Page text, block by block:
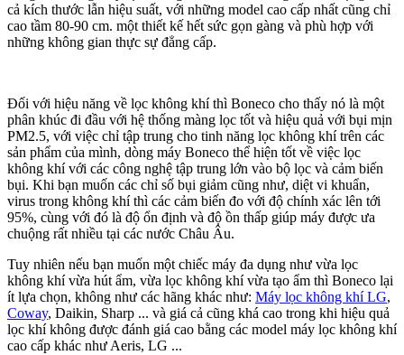
cả kích thước lẫn hiệu suất, với những model cao cấp nhất cũng chỉ
cao tầm 80-90 cm. một thiết kế hết sức gọn gàng và phù hợp với
những không gian thực sự đẳng cấp.
Đối với hiệu năng về lọc không khí thì Boneco cho thấy nó là một
phân khúc đi đầu với hệ thống màng lọc tốt và hiệu quả với bụi mịn
PM2.5, với việc chỉ tập trung cho tinh năng lọc không khí trên các
sản phẩm của mình, dòng máy Boneco thể hiện tốt về việc lọc
không khí với các công nghệ tập trung lớn vào bộ lọc và cảm biến
bụi. Khi bạn muốn các chỉ số bụi giảm cũng như, diệt vi khuẩn,
virus trong không khí thì các cảm biến đo với độ chính xác lên tới
95%, cùng với đó là độ ổn định và độ ồn thấp giúp máy được ưa
chuộng rất nhiều tại các nước Châu Âu.
Tuy nhiên nếu bạn muốn một chiếc máy đa dụng như vừa lọc
không khí vừa hút ẩm, vừa lọc không khí vừa tạo ẩm thì Boneco lại
ít lựa chọn, không như các hãng khác như: Máy lọc không khí LG,
Coway, Daikin, Sharp ... và giá cả cũng khá cao trong khi hiệu quả
lọc khí không được đánh giá cao bằng các model máy lọc không khí
cao cấp khác như Aeris, LG ...